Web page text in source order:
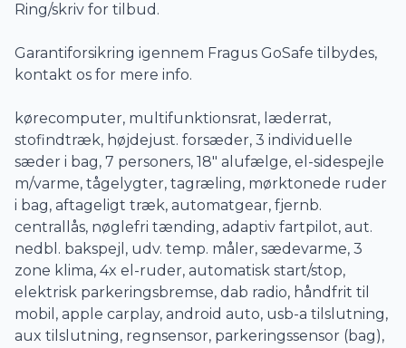
Ring/skriv for tilbud.
Garantiforsikring igennem Fragus GoSafe tilbydes,
kontakt os for mere info.
kørecomputer, multifunktionsrat, læderrat,
stofindtræk, højdejust. forsæder, 3 individuelle
sæder i bag, 7 personers, 18" alufælge, el-sidespejle
m/varme, tågelygter, tagræling, mørktonede ruder
i bag, aftageligt træk, automatgear, fjernb.
centrallås, nøglefri tænding, adaptiv fartpilot, aut.
nedbl. bakspejl, udv. temp. måler, sædevarme, 3
zone klima, 4x el-ruder, automatisk start/stop,
elektrisk parkeringsbremse, dab radio, håndfrit til
mobil, apple carplay, android auto, usb-a tilslutning,
aux tilslutning, regnsensor, parkeringssensor (bag),